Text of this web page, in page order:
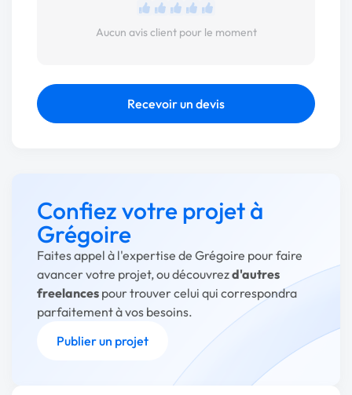
Aucun avis client pour le moment
Recevoir un devis
Confiez votre projet à
Grégoire
Faites appel à l'expertise de Grégoire pour faire
avancer votre projet, ou découvrezd'autres
freelances pour trouver celui qui correspondra
parfaitement à vos besoins.
Publier un projet